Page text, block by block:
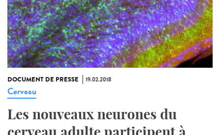
DOCUMENT DE PRESSE 19.02.2018
Cerveau
Les nouveaux neurones du